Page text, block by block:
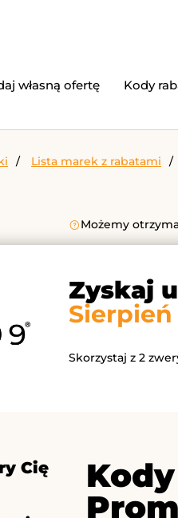
własną ofertę Kody
Lista marek z rabatami
Możemy
Zyskaj
Sierpień
Skorzystaj z 2
Cię